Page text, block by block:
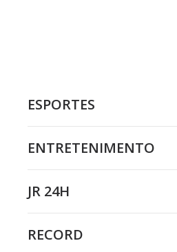
ESPORTES
ENTRETENIMENTO
JR 24H
RECORD